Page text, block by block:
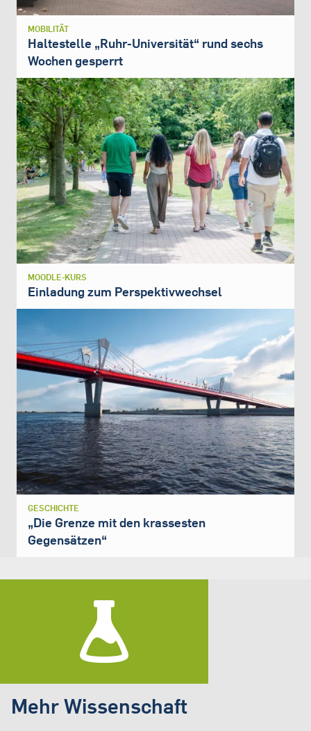
MOBILITÄT
Haltestelle „Ruhr-Universität“ rund sechs
Wochen gesperrt
MOODLE-KURS
Einladung zum Perspektivwechsel
GESCHICHTE
„Die Grenze mit den krassesten
Gegensätzen“
Mehr Wissenschaft